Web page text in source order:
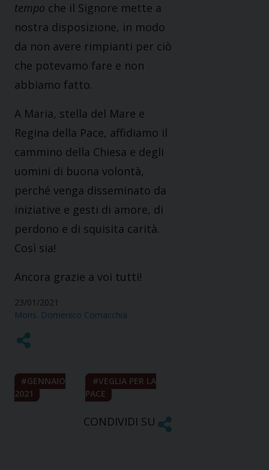
tempo che il Signore mette a
nostra disposizione, in modo
da non avere rimpianti per ciò
che potevamo fare e non
abbiamo fatto.
A Maria, stella del Mare e
Regina della Pace, affidiamo il
cammino della Chiesa e degli
uomini di buona volontà,
perché venga disseminato da
iniziative e gesti di amore, di
perdono e di squisita carità.
Così sia!
Ancora grazie a voi tutti!
23/01/2021
Mons. Domenico Cornacchia
GENNAIO
2021
VEGLIA PER LA
PACE
CONDIVIDI SU